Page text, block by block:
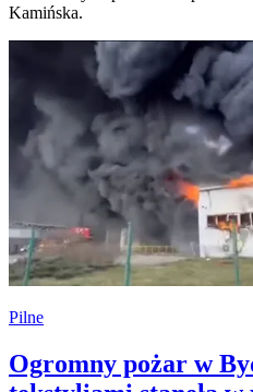
Kamińska.
Pilne
Ogromny pożar w